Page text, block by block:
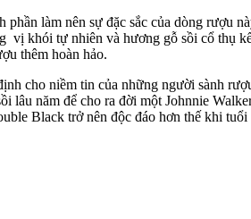
phần làm nên sự đặc sắc của dòng rượu
khói tự nhiên và hương gỗ sồi cổ thụ
thêm hoàn hảo.
cho niềm tin của những người sành
lâu năm để cho ra đời một Johnnie
Black trở nên độc đáo hơn thế khi